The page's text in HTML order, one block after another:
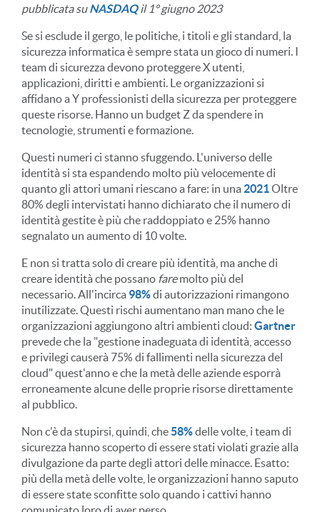
pubblicata suNASDAQil 1° giugno 2023
Se si esclude il gergo, le politiche, i titoli e gli standard, la
sicurezza informatica è sempre stata un gioco di numeri. I
team di sicurezza devono proteggere X utenti,
applicazioni, diritti e ambienti. Le organizzazioni si
affidano a Y professionisti della sicurezza per proteggere
queste risorse. Hanno un budget Z da spendere in
tecnologie, strumenti e formazione.
Questi numeri ci stanno sfuggendo. L'universo delle
identità si sta espandendo molto più velocemente di
quanto gli attori umani riescano a fare: in una 2021 Oltre
80% degli intervistati hanno dichiarato che il numero di
identità gestite è più che raddoppiato e 25% hanno
segnalato un aumento di 10 volte.
E non si tratta solo di creare più identità, ma anche di
creare identità che possano faremolto più del
necessario. All'incirca 98%di autorizzazioni rimangono
inutilizzate. Questi rischi aumentano man mano che le
organizzazioni aggiungono altri ambienti cloud: Gartner
prevede che la "gestione inadeguata di identità, accesso
e privilegi causerà 75% di fallimenti nella sicurezza del
cloud" quest'anno e che la metà delle aziende esporrà
erroneamente alcune delle proprie risorse direttamente
al pubblico.
Non c'è da stupirsi, quindi, che 58%delle volte, i team di
sicurezza hanno scoperto di essere stati violati grazie alla
divulgazione da parte degli attori delle minacce. Esatto:
più della metà delle volte, le organizzazioni hanno saputo
di essere state sconfitte solo quando i cattivi hanno